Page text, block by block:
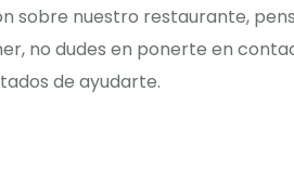
sobre nuestro restaurante,
no dudes en ponerte en
de ayudarte.